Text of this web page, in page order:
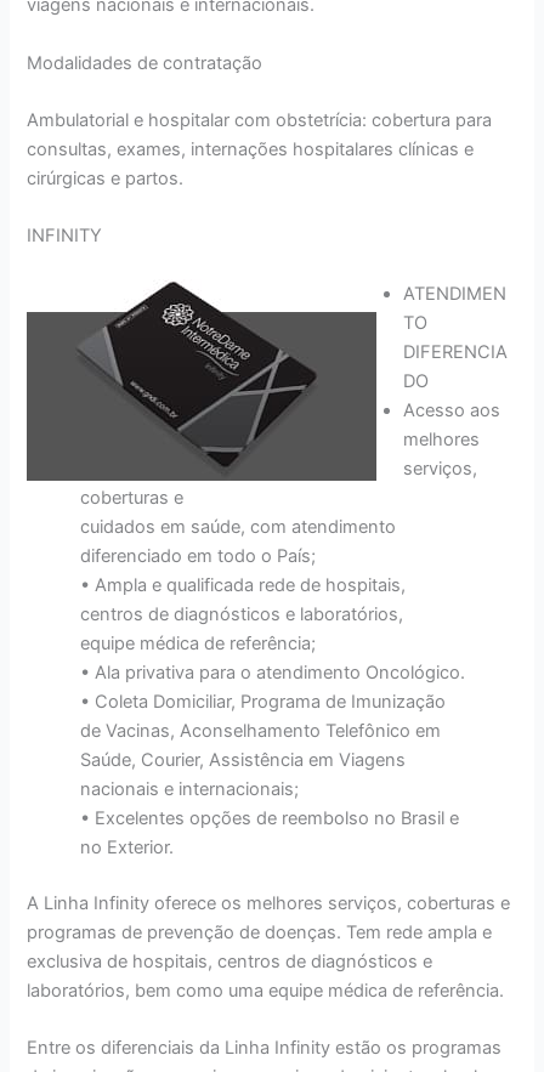
viagens nacionais e internacionais.
Modalidades de contratação
Ambulatorial e hospitalar com obstetrícia: cobertura para
consultas, exames, internações hospitalares clínicas e
cirúrgicas e partos.
INFINITY
ATENDIMEN
TO
DIFERENCIA
DO
Acesso aos
melhores
serviços,
coberturas e
cuidados em saúde, com atendimento
diferenciado em todo o País;
• Ampla e qualificada rede de hospitais,
centros de diagnósticos e laboratórios,
equipe médica de referência;
• Ala privativa para o atendimento Oncológico.
• Coleta Domiciliar, Programa de Imunização
de Vacinas, Aconselhamento Telefônico em
Saúde, Courier, Assistência em Viagens
nacionais e internacionais;
• Excelentes opções de reembolso no Brasil e
no Exterior.
A Linha Infinity oferece os melhores serviços, coberturas e
programas de prevenção de doenças. Tem rede ampla e
exclusiva de hospitais, centros de diagnósticos e
laboratórios, bem como uma equipe médica de referência.
Entre os diferenciais da Linha Infinity estão os programas